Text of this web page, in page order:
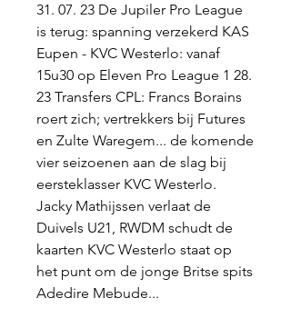
31. 07. 23 De Jupiler Pro League
is terug: spanning verzekerd KAS
Eupen - KVC Westerlo: vanaf
15u30 op Eleven Pro League 1 28.
23 Transfers CPL: Francs Borains
roert zich; vertrekkers bij Futures
en Zulte Waregem... de komende
vier seizoenen aan de slag bij
eersteklasser KVC Westerlo.
Jacky Mathijssen verlaat de
Duivels U21, RWDM schudt de
kaarten KVC Westerlo staat op
het punt om de jonge Britse spits
Adedire Mebude...